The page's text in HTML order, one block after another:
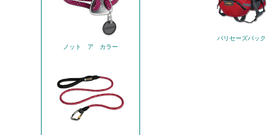
ノット ア カラー
パリセーズパック